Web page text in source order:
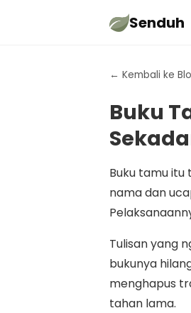
Senduh
← Kembali ke
Buku
Buku tamu itu
nama dan
Tulisan yang
bukunya
menghapus
tahan lama.